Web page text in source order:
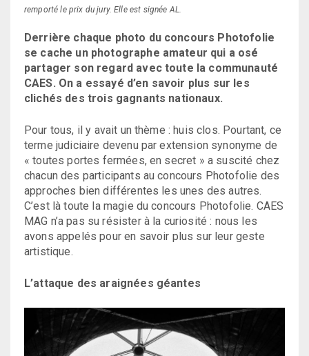
remporté le prix du jury. Elle est signée AL.
Derrière chaque photo du concours Photofolie
se cache un photographe amateur qui a osé
partager son regard avec toute la communauté
CAES. On a essayé d’en savoir plus sur les
clichés des trois gagnants nationaux.
Pour tous, il y avait un thème : huis clos. Pourtant, ce
terme judiciaire devenu par extension synonyme de
« toutes portes fermées, en secret » a suscité chez
chacun des participants au concours Photofolie des
approches bien différentes les unes des autres.
C’est là toute la magie du concours Photofolie. CAES
MAG n’a pas su résister à la curiosité : nous les
avons appelés pour en savoir plus sur leur geste
artistique.
L’attaque des araignées géantes